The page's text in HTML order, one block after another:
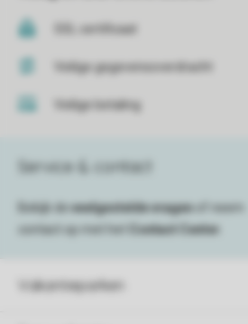
SSL certificaat
Veilige gegevensoverdracht
Veilige betaling
Vakantieparken
Service & contact
Bekijk de veelgestelde vragen
of neem
contact op met het
Contact Center